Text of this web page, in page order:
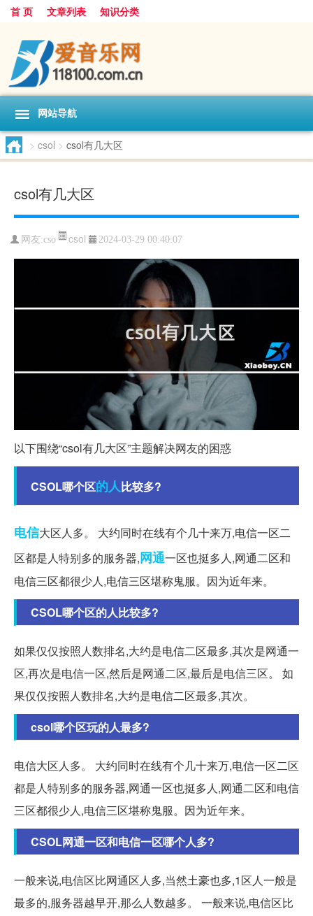
首 页 文章列表 知识分类
网站导航
> csol > csol有几大区
csol有几大区
网友:cso csol 2024-03-29 00:40:07
以下围绕“csol有几大区”主题解决网友的困惑
CSOL哪个区的人比较多?
电信大区人多。 大约同时在线有个几十来万,电信一区二
区都是人特别多的服务器,网通一区也挺多人,网通二区和
电信三区都很少人,电信三区堪称鬼服。因为近年来。
CSOL哪个区的人比较多?
如果仅仅按照人数排名,大约是电信二区最多,其次是网通一
区,再次是电信一区,然后是网通二区,最后是电信三区。 如
果仅仅按照人数排名,大约是电信二区最多,其次。
csol哪个区玩的人最多?
电信大区人多。 大约同时在线有个几十来万,电信一区二区
都是人特别多的服务器,网通一区也挺多人,网通二区和电信
三区都很少人,电信三区堪称鬼服。因为近年来。
CSOL网通一区和电信一区哪个人多?
一般来说,电信区比网通区人多,当然土豪也多,1区人一般是
最多的,服务器越早开,那么人数越多。 一般来说,电信区比